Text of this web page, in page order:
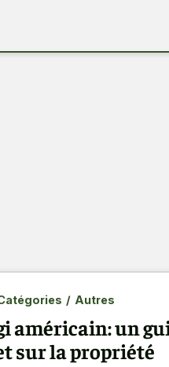
/ Autres
américain: un
sur la propriété